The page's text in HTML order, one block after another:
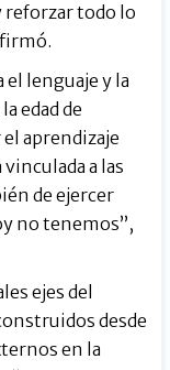
reforzar todo lo
lenguaje y la
edad de
aprendizaje
a las
de ejercer
no tenemos”,
ejes del
desde
en la